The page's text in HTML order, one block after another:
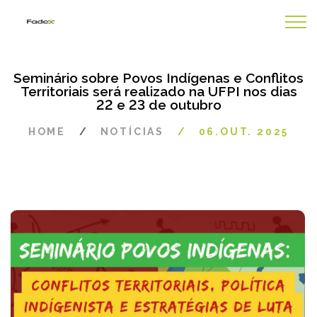
Seminário sobre Povos Indígenas e Conflitos
Territoriais será realizado na UFPI nos dias
22 e 23 de outubro
HOME NOTÍCIAS 06.OUT. 2025